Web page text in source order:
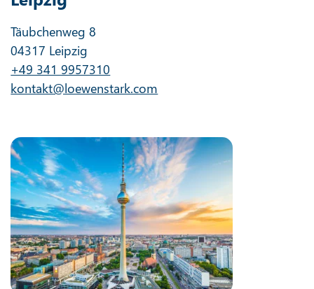
Täubchenweg 8
04317 Leipzig
+49 341 9957310
kontakt@loewenstark.com